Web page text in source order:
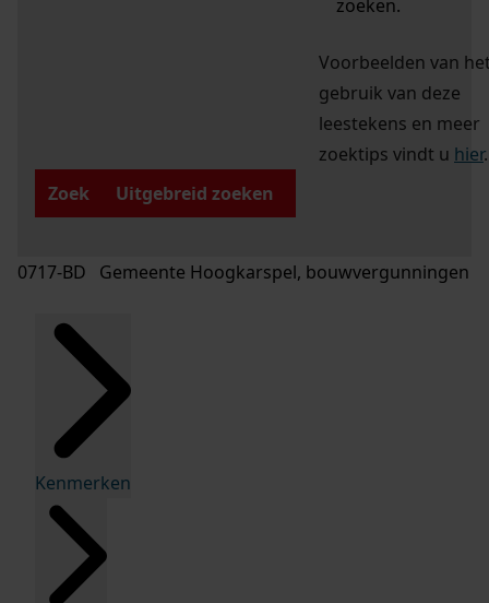
zoeken.
Voorbeelden van
gebruik van deze
leestekens en meer
zoektips vindt u hier.
Zoek
Uitgebreid zoeken
0717-BD Gemeente Hoogkarspel, bouwvergunningen
Kenmerken